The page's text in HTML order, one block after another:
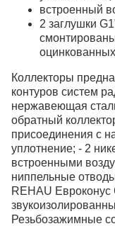
встроенный
2 заглушки
Коллекторы
контуров систем
нержавеющая
обратный
присоединения с
уплотнение; - 2
встроенными
ниппельные
REHAU Евроконус
Резьбозажимные